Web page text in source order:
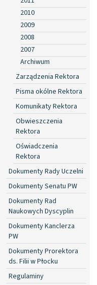
2010
2009
2008
2007
Archiwum
Zarządzenia Rektora
Pisma okólne Rektora
Komunikaty Rektora
Obwieszczenia
Rektora
Oświadczenia
Rektora
Dokumenty Rady Uczelni
Dokumenty Senatu PW
Dokumenty Rad
Naukowych Dyscyplin
Dokumenty Kanclerza
PW
Dokumenty Prorektora
ds. Filii w Płocku
Regulaminy